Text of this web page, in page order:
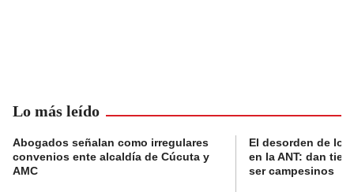
Lo más leído
Abogados señalan como irregulares
convenios ente alcaldía de Cúcuta y
AMC
El desorden de
en la ANT: dan
ser campesinos